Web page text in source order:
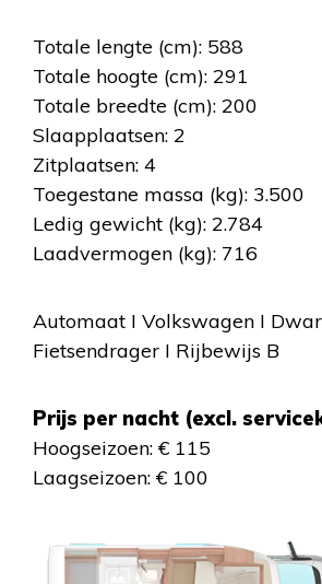
Totale lengte (cm): 588
Totale hoogte (cm): 291
Totale breedte (cm): 200
Slaapplaatsen: 2
Zitplaatsen: 4
Toegestane massa (kg): 3.500
Ledig gewicht (kg): 2.784
Laadvermogen (kg): 716
Automaat I Volkswagen I
Fietsendrager I Rijbewijs B
Prijs per nacht (excl.
Hoogseizoen: € 115
Laagseizoen: € 100